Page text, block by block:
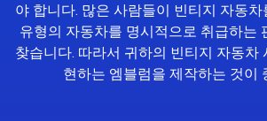
야 합니다. 많은 사람들이 빈티지 자동
유형의 자동차를 명시적으로 취급하는
찾습니다. 따라서 귀하의 빈티지 자동차
현하는 엠블럼을 제작하는 것이